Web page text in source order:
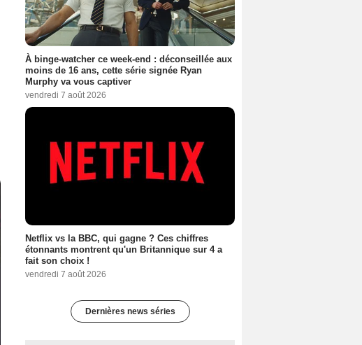
À binge-watcher ce week-end : déconseillée aux
moins de 16 ans, cette série signée Ryan
Murphy va vous captiver
vendredi 7 août 2026
Netflix vs la BBC, qui gagne ? Ces chiffres
étonnants montrent qu'un Britannique sur 4 a
fait son choix !
vendredi 7 août 2026
Dernières news séries